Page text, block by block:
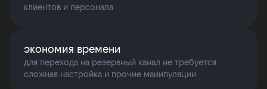
клиентов и персонала
экономия времени
для перехода на резервный канал не требуется
сложная настройка и прочие манипуляции